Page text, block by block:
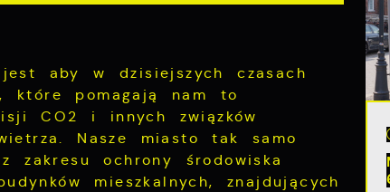
aby w dzisiejszych czasach
które pomagają nam to
CO2 i innych związków
Nasze miasto tak samo
zakresu ochrony środowiska
mieszkalnych, znajdujących